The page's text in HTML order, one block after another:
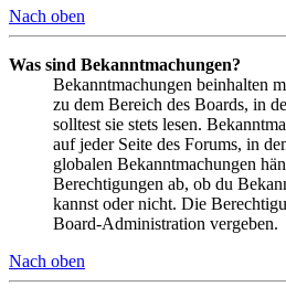
Nach oben
Was sind Bekanntmachungen?
Bekanntmachungen beinhalten
zu dem Bereich des Boards, in
solltest sie stets lesen.
auf jeder Seite des Forums, in
globalen Bekanntmachungen
Berechtigungen ab, ob du
kannst oder nicht. Die
Board-Administration vergeben.
Nach oben